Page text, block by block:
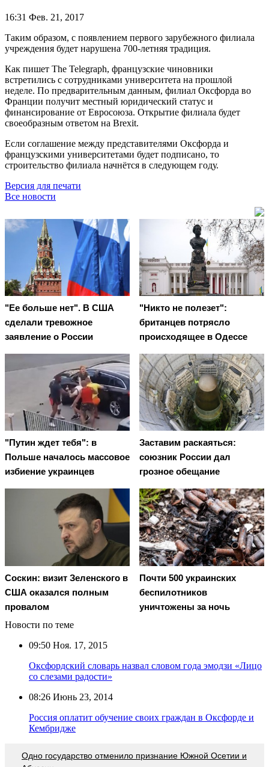
16:31 Фев. 21, 2017
Таким образом, с появлением первого зарубежного филиала
учреждения будет нарушена 700-летняя традиция.
Как пишет The Telegraph, французские чиновники
встретились с сотрудниками университета на прошлой
неделе. По предварительным данным, филиал Оксфорда во
Франции получит местный юридический статус и
финансирование от Евросоюза. Открытие филиала будет
своеобразным ответом на Brexit.
Если соглашение между представителями Оксфорда и
французскими университетами будет подписано, то
строительство филиала начнётся в следующем году.
Версия для печати
Все новости
"Ее больше нет". В США
сделали тревожное
заявление о России
"Никто не полезет":
британцев потрясло
происходящее в Одессе
"Путин ждет тебя": в
Польше началось массовое
избиение украинцев
Заставим раскаяться:
союзник России дал
грозное обещание
Соскин: визит Зеленского в
США оказался полным
провалом
Почти 500 украинских
беспилотников
уничтожены за ночь
Новости по теме
09:50 Ноя. 17, 2015
Оксфордский словарь назвал словом года эмодзи «Лицо
со слезами радости»
08:26 Июнь 23, 2014
Россия оплатит обучение своих граждан в Оксфорде и
Кембридже
Одно государство отменило признание Южной Осетии и